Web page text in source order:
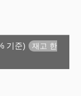
기준)